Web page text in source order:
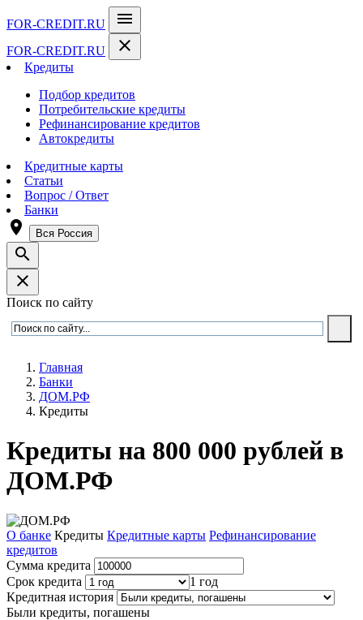
FOR-CREDIT.RU menu
FOR-CREDIT.RU close
Кредиты
Подбор кредитов
Потребительские кредиты
Рефинансирование кредитов
Автокредиты
Кредитные карты
Статьи
Вопрос / Ответ
Банки
room Вся Россия
search
close
Поиск по сайту
Главная
Банки
ДОМ.РФ
Кредиты
Кредиты на 800 000 рублей в
ДОМ.РФ
О банке Кредиты Кредитные карты Рефинансирование
кредитов
Сумма кредита
Срок кредита
1 год
Кредитная история
Были кредиты, погашены